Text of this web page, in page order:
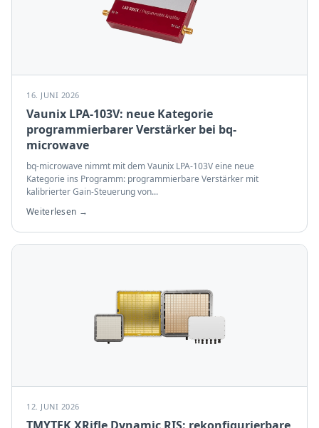
16. JUNI 2026
Vaunix LPA-103V: neue Kategorie
programmierbarer Verstärker bei bq-
microwave
bq-microwave nimmt mit dem Vaunix LPA-103V eine neue
Kategorie ins Programm: programmierbare Verstärker mit
kalibrierter Gain-Steuerung von...
Weiterlesen →
12. JUNI 2026